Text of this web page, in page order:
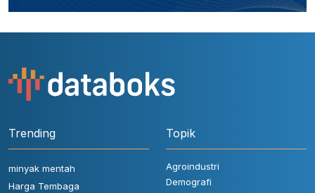
Trending
minyak mentah
Harga Tembaga
Topik
Agroindustri
Demografi